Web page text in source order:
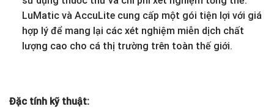
LuMatic và AccuLite cung cấp một gói tiện lợi với giá
hợp lý để mang lại các xét nghiệm miễn dịch chất
lượng cao cho cá thị trường trên toàn thế giới.
Đặc tính kỹ thuật: